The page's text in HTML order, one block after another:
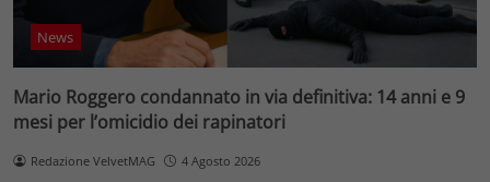
News
Mario Roggero condannato in via definitiva: 14 anni e 9
mesi per l’omicidio dei rapinatori
Redazione VelvetMAG 4 Agosto 2026